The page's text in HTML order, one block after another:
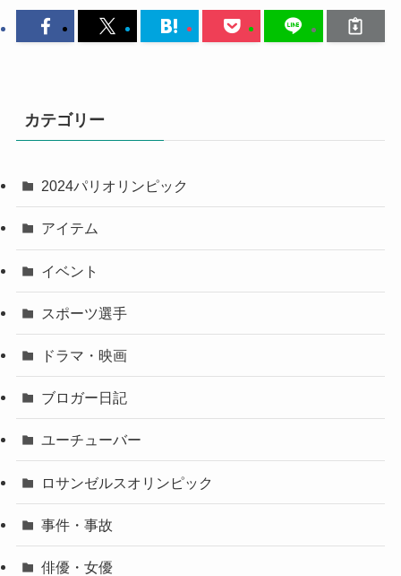
カテゴリー
2024パリオリンピック
アイテム
イベント
スポーツ選手
ドラマ・映画
ブロガー日記
ユーチューバー
ロサンゼルスオリンピック
事件・事故
俳優・女優